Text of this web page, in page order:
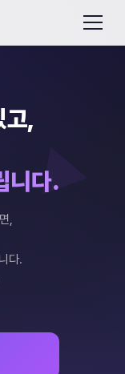
고,
니다.
,
다.